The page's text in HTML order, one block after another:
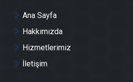
Keles Kepenk & Panjur Montajı
Keles Dolap & Mobilya İmalatı
Ana Sayfa
Hakkımızda
Hizmetlerimiz
İletişim